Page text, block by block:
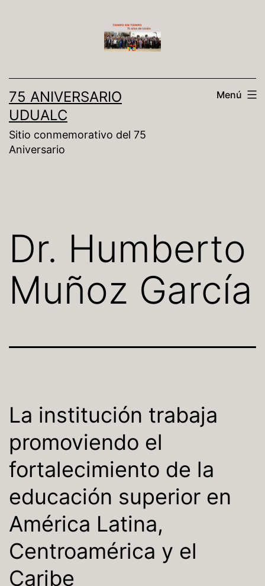
75 ANIVERSARIO
UDUALC
Sitio conmemorativo del 75
Aniversario
Menú
Dr. Humberto
Muñoz García
La institución trabaja
promoviendo el
fortalecimiento de la
educación superior en
América Latina,
Centroamérica y el
Caribe